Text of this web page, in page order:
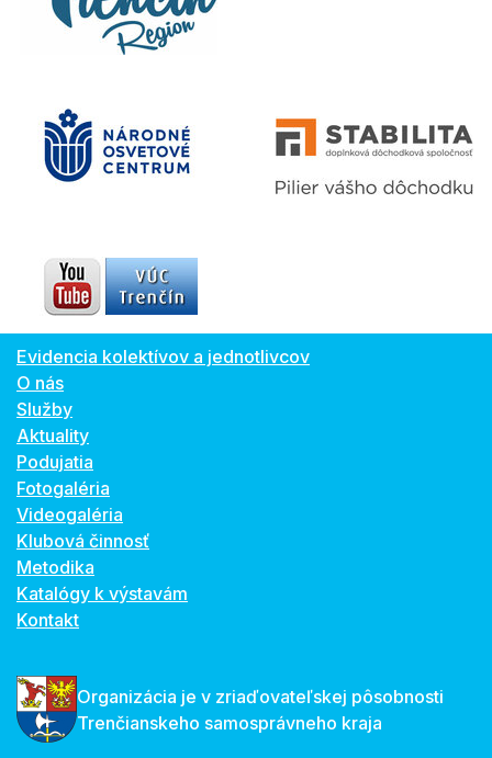
Evidencia kolektívov a jednotlivcov
O nás
Služby
Aktuality
Podujatia
Fotogaléria
Videogaléria
Klubová činnosť
Metodika
Katalógy k výstavám
Kontakt
Organizácia je v zriaďovateľskej pôsobnosti
Trenčianskeho samosprávneho kraja